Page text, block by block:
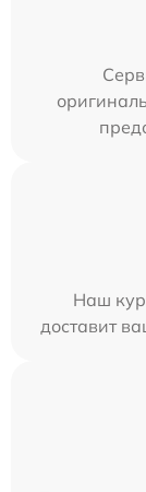
Наш
доставит